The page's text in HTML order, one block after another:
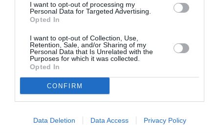
I want to opt-out of processing my
Personal Data for Targeted Advertising.
Opted In
I want to opt-out of Collection, Use,
Retention, Sale, and/or Sharing of my
Personal Data that Is Unrelated with the
Purposes for which it was collected.
Opted In
CONFIRM
Data Deletion Data Access Privacy Policy
encore un...a commenté :
29 juin 2022 - 13 h 38
…. qui croit qu’il peut parler pour les autres…
Fresque inutile et affreuse , à part çà manque de personnels